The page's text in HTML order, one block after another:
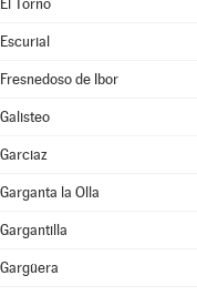
El Torno
Escurial
Fresnedoso de Ibor
Galisteo
Garciaz
Garganta la Olla
Gargantilla
Gargüera